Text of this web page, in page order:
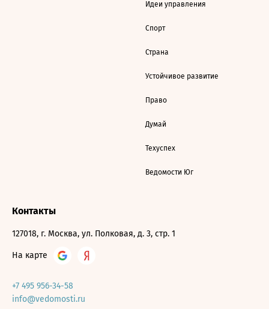
Идеи управления
Спорт
Страна
Устойчивое развитие
Право
Думай
Техуспех
Ведомости Юг
Контакты
127018, г. Москва, ул. Полковая, д. 3, стр. 1
На карте
+7 495 956-34-58
info@vedomosti.ru